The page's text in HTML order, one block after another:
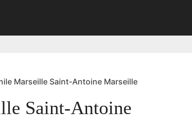
Marseille Saint-Antoine Marseille
Saint-Antoine